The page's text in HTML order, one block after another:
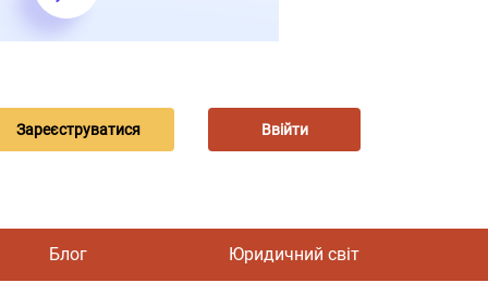
Зареєструватися Ввійти
Блог Юридичний світ